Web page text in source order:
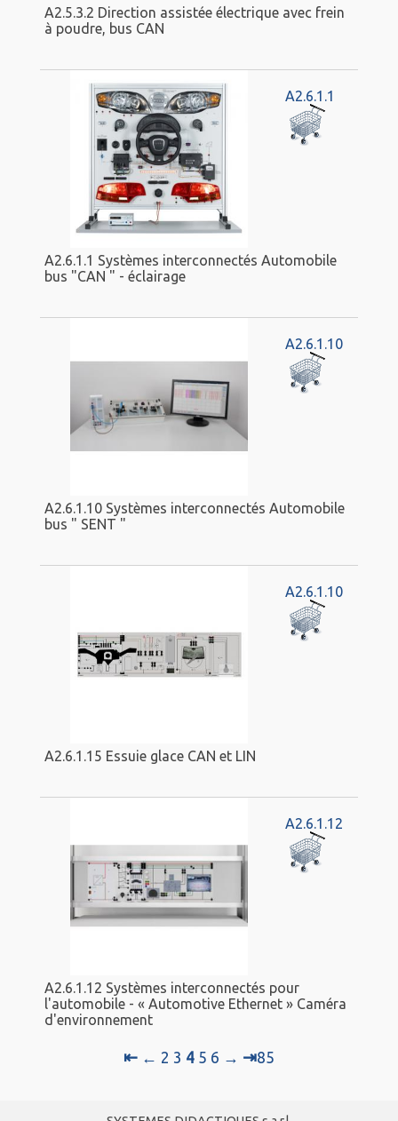
A2.5.3.2 Direction assistée électrique avec frein
à poudre, bus CAN
A2.6.1.1
A2.6.1.1 Systèmes interconnectés Automobile
bus "CAN " - éclairage
A2.6.1.10
A2.6.1.10 Systèmes interconnectés Automobile
bus " SENT "
A2.6.1.10
A2.6.1.15 Essuie glace CAN et LIN
A2.6.1.12
A2.6.1.12 Systèmes interconnectés pour
l'automobile - « Automotive Ethernet » Caméra
d'environnement
⇤ ← 2 3 4 5 6 → ⇥85